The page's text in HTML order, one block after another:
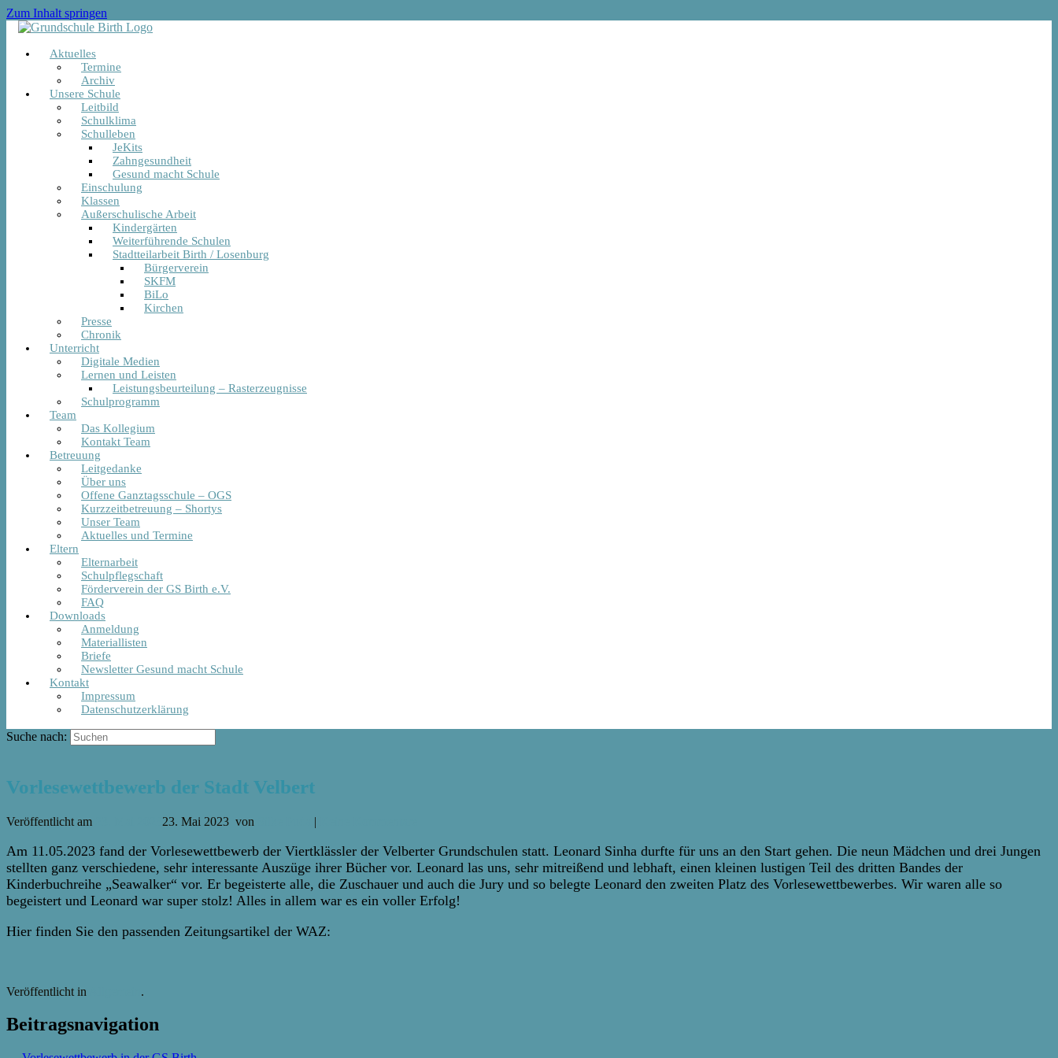
Zum Inhalt springen
Aktuelles
Termine
Archiv
Unsere Schule
Leitbild
Schulklima
Schulleben
JeKits
Zahngesundheit
Gesund macht Schule
Einschulung
Klassen
Außerschulische Arbeit
Kindergärten
Weiterführende Schulen
Stadtteilarbeit Birth / Losenburg
Bürgerverein
SKFM
BiLo
Kirchen
Presse
Chronik
Unterricht
Digitale Medien
Lernen und Leisten
Leistungsbeurteilung – Rasterzeugnisse
Schulprogramm
Team
Das Kollegium
Kontakt Team
Betreuung
Leitgedanke
Über uns
Offene Ganztagsschule – OGS
Kurzzeitbetreuung – Shortys
Unser Team
Aktuelles und Termine
Eltern
Elternarbeit
Schulpflegschaft
Förderverein der GS Birth e.V.
FAQ
Downloads
Anmeldung
Materiallisten
Briefe
Newsletter Gesund macht Schule
Kontakt
Impressum
Datenschutzerklärung
Suche nach:
Vorlesewettbewerb der Stadt Velbert
Veröffentlicht am 23. Mai 2023 von |
Am 11.05.2023 fand der Vorlesewettbewerb der Viertklässler der Velberter Grundschulen statt. Leonard Sinha durfte für uns an den Start gehen. Die neun Mädchen und drei Jungen
stellten ganz verschiedene, sehr interessante Auszüge ihrer Bücher vor. Leonard las uns, sehr mitreißend und lebhaft, einen kleinen lustigen Teil des dritten Bandes der
Kinderbuchreihe „Seawalker“ vor. Er begeisterte alle, die Zuschauer und auch die Jury und so belegte Leonard den zweiten Platz des Vorlesewettbewerbes. Wir waren alle so
begeistert und Leonard war super stolz! Alles in allem war es ein voller Erfolg!
Hier finden Sie den passenden Zeitungsartikel der WAZ:
Veröffentlicht in .
Beitragsnavigation